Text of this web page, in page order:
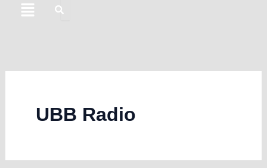
Menu
UBB Radio